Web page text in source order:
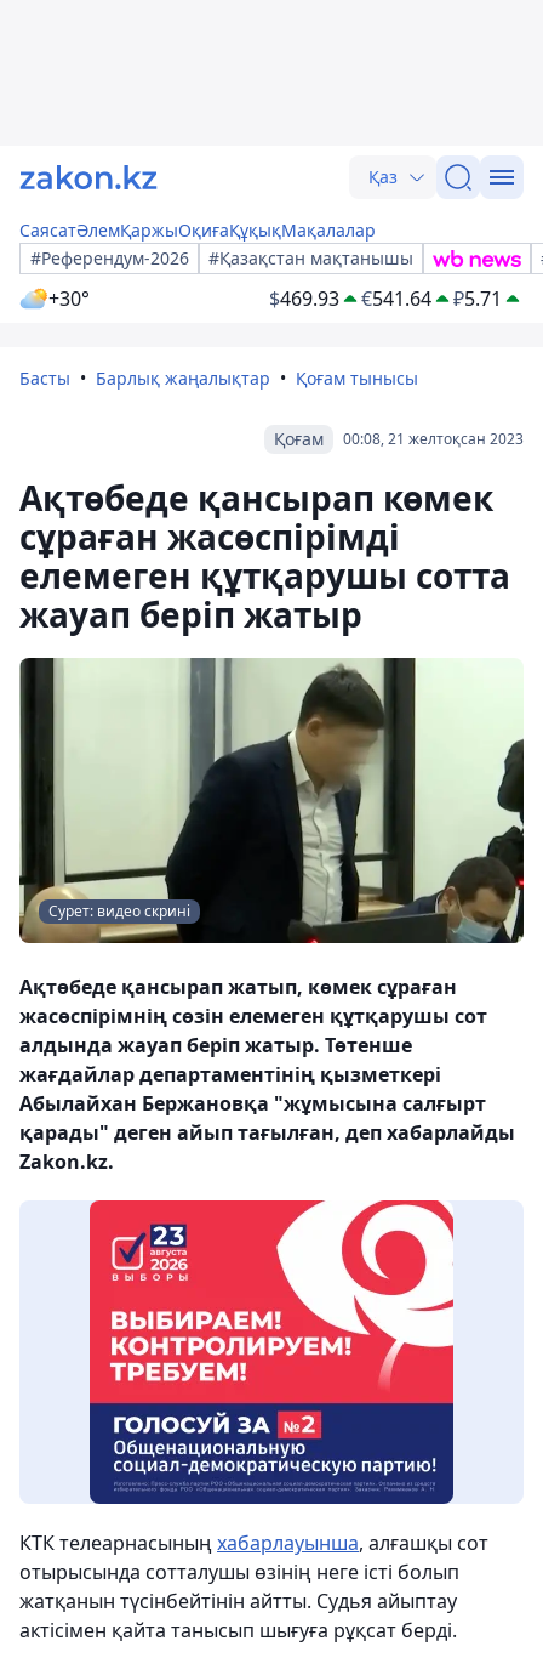
Қаз
СаясатӘлемҚаржыОқиғаҚұқықМақалалар
#Референдум-2026
#Қазақстан мақтанышы
+30° $469.93 €541.64 ₽5.71
Басты Барлық жаңалықтар Қоғам тынысы
00:08, 21 желтоқсан 2023
Қоғам
Ақтөбеде қансырап көмек
сұраған жасөспірімді
елемеген құтқарушы сотта
жауап беріп жатыр
Сурет: видео скрині
Ақтөбеде қансырап жатып, көмек сұраған
жасөспірімнің сөзін елемеген құтқарушы сот
алдында жауап беріп жатыр. Төтенше
жағдайлар департаментінің қызметкері
Абылайхан Бержановқа "жұмысына салғырт
қарады" деген айып тағылған, деп хабарлайды
Zakon.kz.
КТК телеарнасының хабарлауынша, алғашқы сот
отырысында сотталушы өзінің неге істі болып
жатқанын түсінбейтінін айтты. Судья айыптау
актісімен қайта танысып шығуға рұқсат берді.